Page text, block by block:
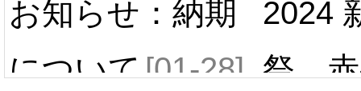
お知らせ：納期
について[01-28]
2024
祭 赤